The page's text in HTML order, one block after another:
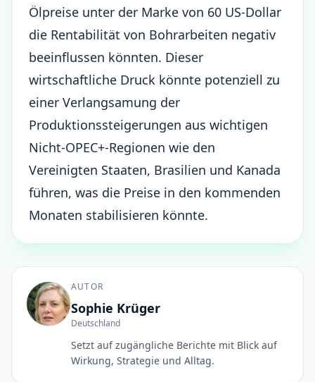
Ölpreise unter der Marke von 60 US-Dollar
die Rentabilität von Bohrarbeiten negativ
beeinflussen könnten. Dieser
wirtschaftliche Druck könnte potenziell zu
einer Verlangsamung der
Produktionssteigerungen aus wichtigen
Nicht-OPEC+-Regionen wie den
Vereinigten Staaten, Brasilien und Kanada
führen, was die Preise in den kommenden
Monaten stabilisieren könnte.
AUTOR
Sophie Krüger
Deutschland
Setzt auf zugängliche Berichte mit Blick auf
Wirkung, Strategie und Alltag.